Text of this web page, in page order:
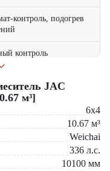
контроль, подогрев
контроль
JAC
м³]
6x4
10.67 м³
Weichai
336 л.с.
10100 мм